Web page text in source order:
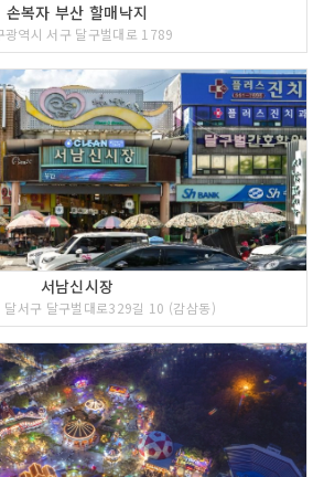
손복자 부산 할매낙지
광역시 서구 달구벌대로 1789
서남신시장
달서구 달구벌대로329길 10 (감삼동)